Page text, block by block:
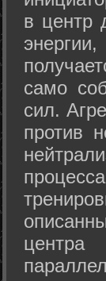
в центр
само
сил.
против